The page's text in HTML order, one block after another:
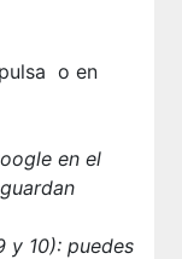
o en
en el
y 10): puedes